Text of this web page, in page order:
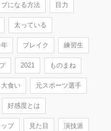
になる方法 目力
太っている
ブレイク 練習生
2021 ものまね
大食い 元スポーツ選手
好感度とは
プ 見た目 演技派